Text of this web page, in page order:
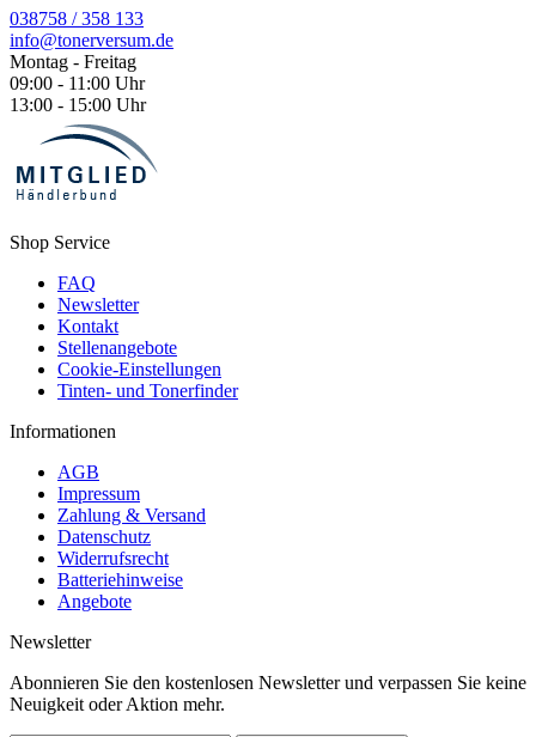
038758 / 358 133
info@tonerversum.de
Montag - Freitag
09:00 - 11:00 Uhr
13:00 - 15:00 Uhr
Shop Service
FAQ
Newsletter
Kontakt
Stellenangebote
Cookie-Einstellungen
Tinten- und Tonerfinder
Informationen
AGB
Impressum
Zahlung & Versand
Datenschutz
Widerrufsrecht
Batteriehinweise
Angebote
Newsletter
Abonnieren Sie den kostenlosen Newsletter und verpassen Sie keine
Neuigkeit oder Aktion mehr.